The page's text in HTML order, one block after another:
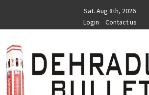
content
Sat. Aug 8th, 2026
Login
Contact us